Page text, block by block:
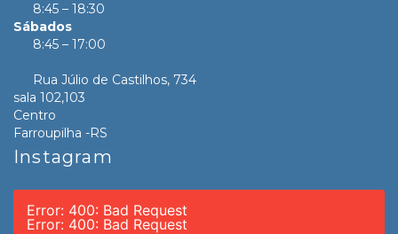
8:45 – 18:30
Sábados
8:45 – 17:00
Rua Júlio de Castilhos, 734
sala 102,103
Centro
Farroupilha -RS
Instagram
Error: 400: Bad Request
Error: 400: Bad Request